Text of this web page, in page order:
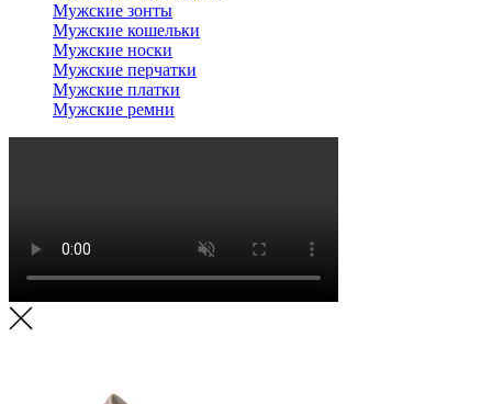
Мужские зонты
Мужские кошельки
Мужские носки
Мужские перчатки
Мужские платки
Мужские ремни